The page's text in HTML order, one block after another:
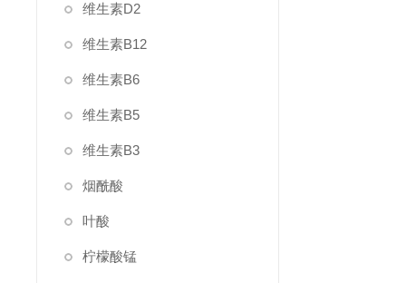
维生素D2
维生素B12
维生素B6
维生素B5
维生素B3
烟酰酸
叶酸
柠檬酸锰